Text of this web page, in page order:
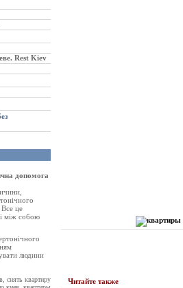
Rest Kiev
допомога
Все це
між собою
людини
Читайте также